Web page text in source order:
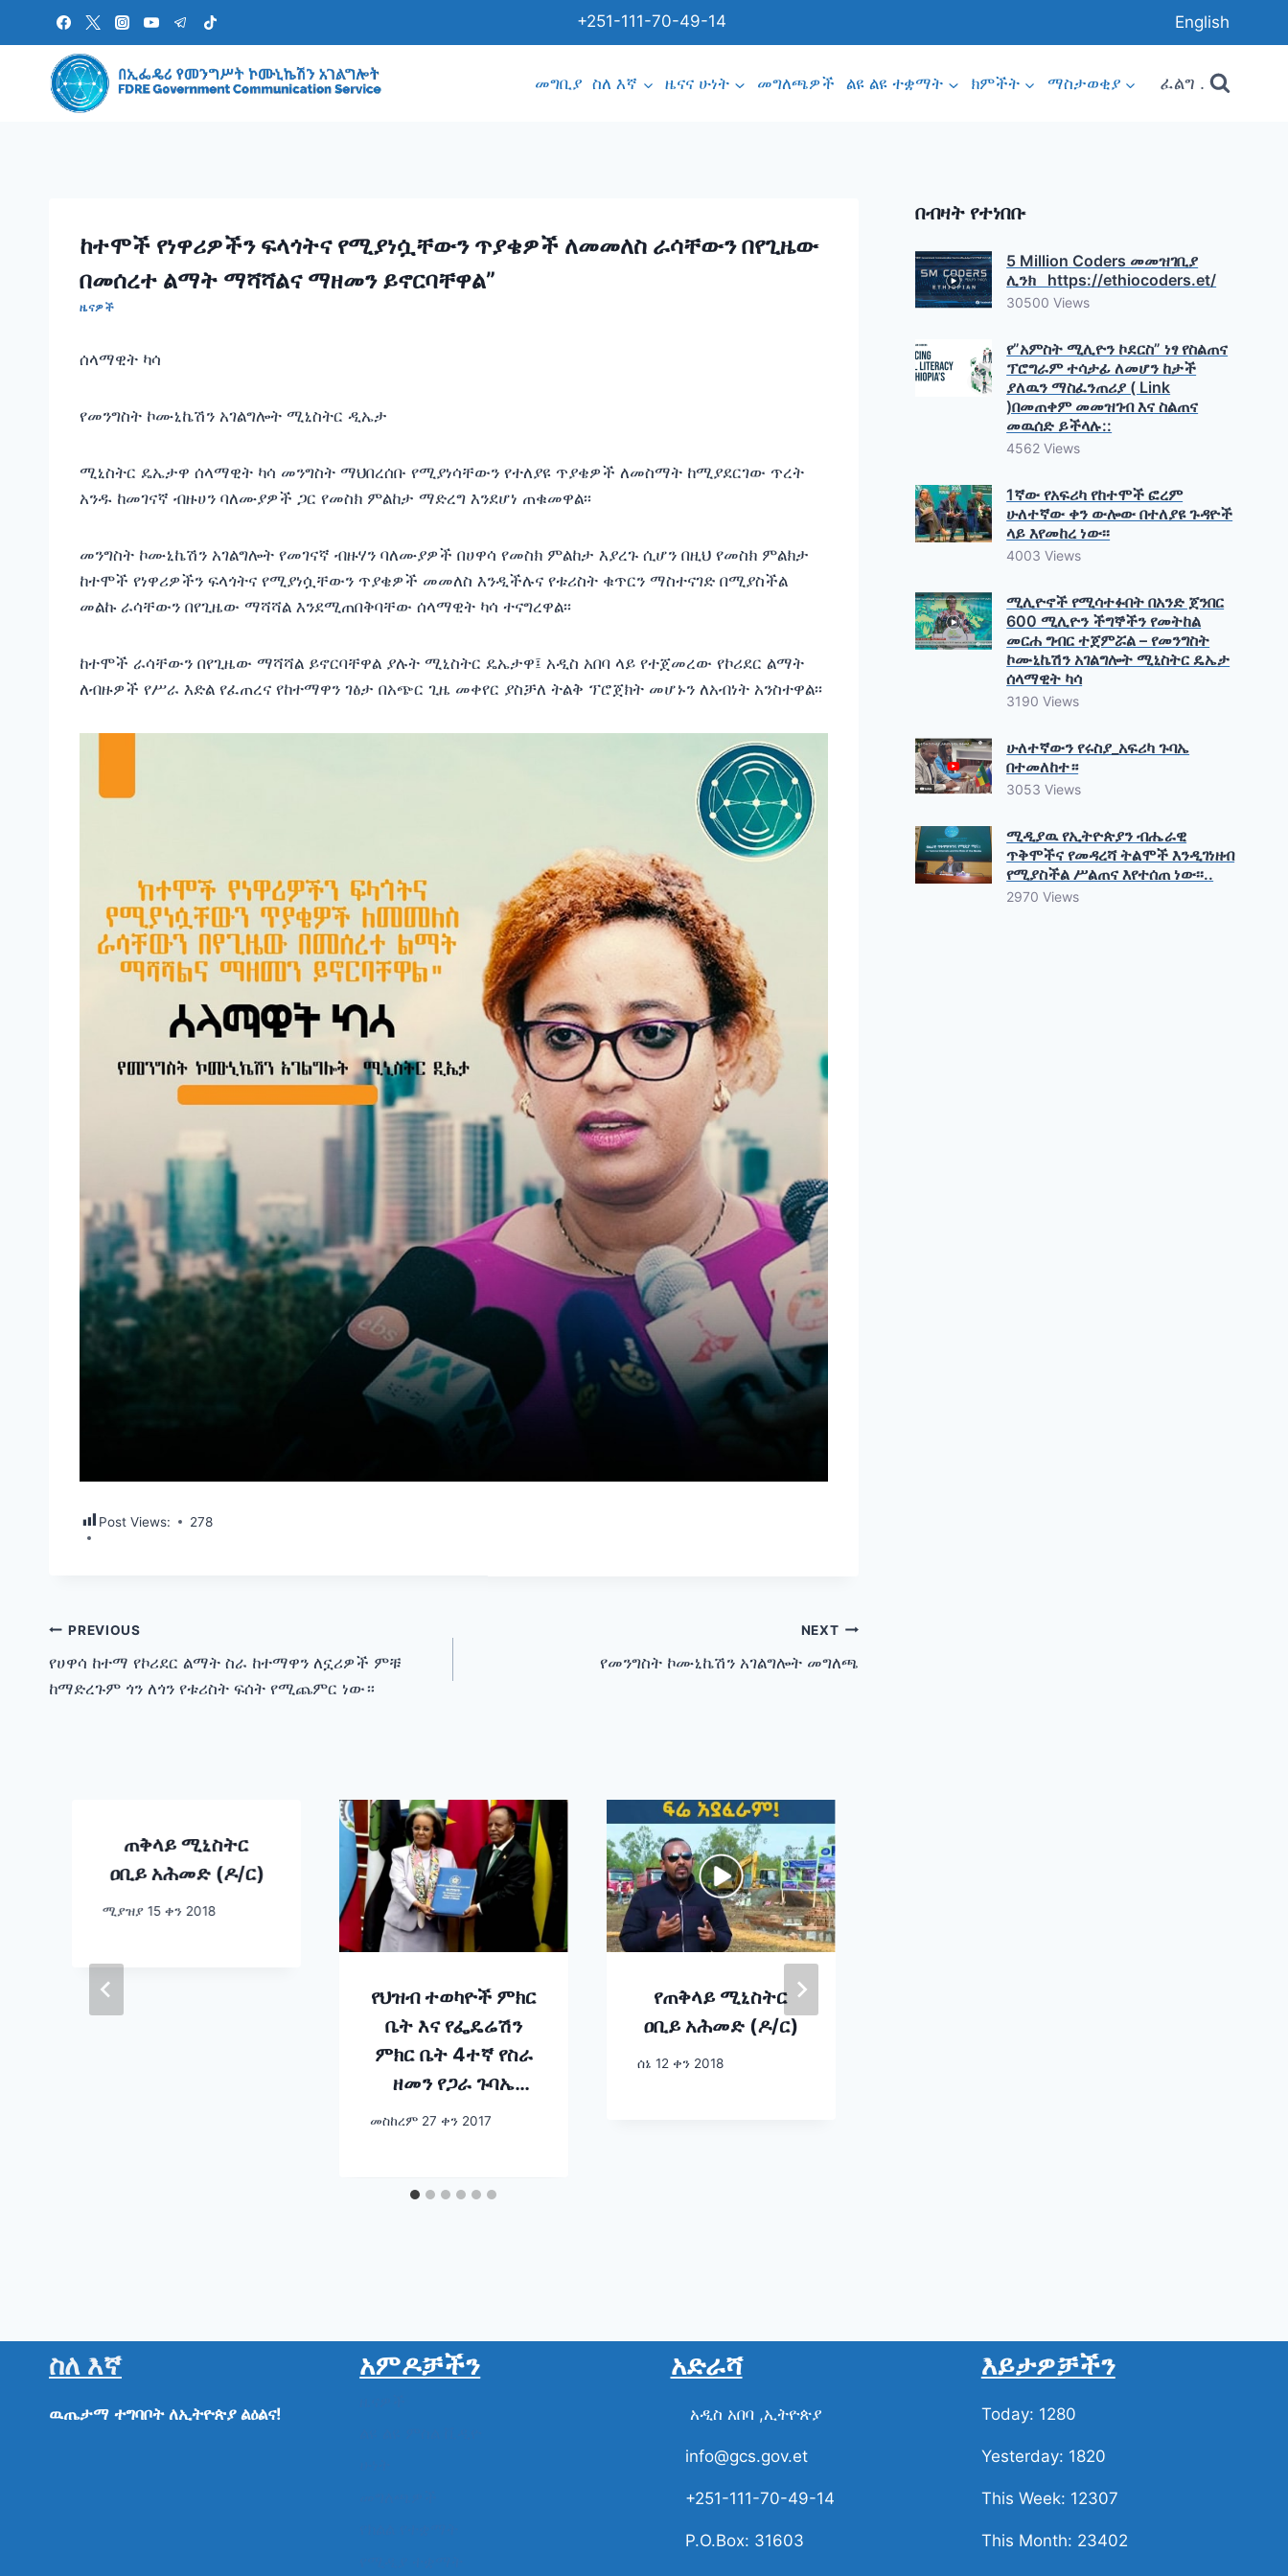
content
+251-111-70-49-14 English
መግቢያ ስለ እኛ ዜናና ሁነት መግለጫዎች ልዩ ልዩ ተቋማት ክምችት ማስታወቂያ ፈልግ .
ከተሞች የነዋሪዎችን ፍላጎትና የሚያነሷቸውን ጥያቄዎች ለመመለስ ራሳቸውን በየጊዜው
በመሰረተ ልማት ማሻሻልና ማዘመን ይኖርባቸዋል”
ዜናዎች
ሰላማዊት ካሳ
የመንግስት ኮሙኒኬሽን አገልግሎት ሚኒስትር ዲኤታ
ሚኒስትር ዴኤታዋ ሰላማዊት ካሳ መንግስት ማህበረሰቡ የሚያነሳቸውን የተለያዩ ጥያቄዎች ለመስማት ከሚያደርገው ጥረት
አንዱ ከመገናኛ ብዙሀን ባለሙያዎች ጋር የመስክ ምልከታ ማድረግ እንደሆነ ጠቁመዋል፡፡
መንግስት ኮሙኒኬሽን አገልግሎት የመገናኛ ብዙሃን ባለሙያዎች በሀዋሳ የመስክ ምልከታ እያረጉ ሲሆን በዚህ የመስክ ምልክታ
ከተሞች የነዋሪዎችን ፍላጎትና የሚያነሷቸውን ጥያቄዎች መመለስ እንዲችሉና የቱሪስት ቁጥርን ማስተናገድ በሚያስችል
መልኩ ራሳቸውን በየጊዜው ማሻሻል እንደሚጠበቅባቸው ሰላማዊት ካሳ ተናግረዋል፡፡
ከተሞች ራሳቸውን በየጊዜው ማሻሻል ይኖርባቸዋል ያሉት ሚኒስትር ዴኤታዋ፤ አዲስ አበባ ላይ የተጀመረው የኮሪደር ልማት
ለብዙዎች የሥራ እድል የፈጠረና የከተማዋን ገፅታ በአጭር ጊዜ መቀየር ያስቻለ ትልቅ ፕሮጀክት መሆኑን ለአብነት አንስተዋል፡፡
Post Views: 278
Post
navigation
PREVIOUS
የሀዋሳ ከተማ የኮሪደር ልማት ስራ ከተማዋን ለኗሪዎች ምቹ
ከማድረጉም ጎን ለጎን የቱሪስት ፍሰት የሚጨምር ነው።
NEXT
የመንግስት ኮሙኒኬሽን አገልግሎት መግለጫ
ጠቅላይ ሚኒስትር
ዐቢይ አሕመድ (ዶ/ር)
ሚያዝያ 15 ቀን 2018
የህዝብ ተወካዮች ምክር
ቤት እና የፌዴሬሽን
ምክር ቤት 4ተኛ የስራ
ዘመን የጋራ ጉባኤ
አምባሳደር ታዬ
አድርጎ መርጧል።
መስከረም 27 ቀን 2017
የጠቅላይ ሚኒስትር
ዐቢይ አሕመድ (ዶ/ር)
ሰኔ 12 ቀን 2018
በብዛት የተነበቡ
5 Million Coders መመዝገቢያ
ሊንክ https://ethiocoders.et/
30500 Views
የ”አምስት ሚሊዮን ኮደርስ” ነፃ የስልጠና
ፕሮግራም ተሳታፊ ለመሆን ከታች
ያለዉን ማስፈንጠሪያ ( Link
)በመጠቀም መመዝገብ እና ስልጠና
መዉሰድ ይችላሉ::
4562 Views
1ኛው የአፍሪካ የከተሞች ፎረም
ሁለተኛው ቀን ውሎው በተለያዩ ጉዳዮች
ላይ እየመከረ ነው፡፡
4003 Views
ሚሊዮኖች የሚሳተፉበት በአንድ ጀንበር
600 ሚሊዮን ችግኞችን የመትከል
መርሐ ግብር ተጀምሯል – የመንግስት
ኮሙኒኬሽን አገልግሎት ሚኒስትር ዴኤታ
ሰላማዊት ካሳ
3190 Views
ሁለተኛውን የሩስያ_አፍሪካ ጉባኤ
በተመለከተ።
3053 Views
ሚዲያዉ የኢትዮጵያን ብሔራዊ
ጥቅሞችና የመዳረሻ ትልሞች እንዲገነዘብ
የሚያስችል ሥልጠና እየተሰጠ ነው፡፡..
2970 Views
ስለ እኛ
ዉጤታማ ተግባቦት ለኢትዮጵያ ልዕልና!
አምዶቻችን አድራሻ
አዲስ አበባ ,ኢትዮጵያ
info@gcs.gov.et
+251-111-70-49-14
P.O.Box: 31603
እይታዎቻችን
Today: 1280
Yesterday: 1820
This Week: 12307
This Month: 23402